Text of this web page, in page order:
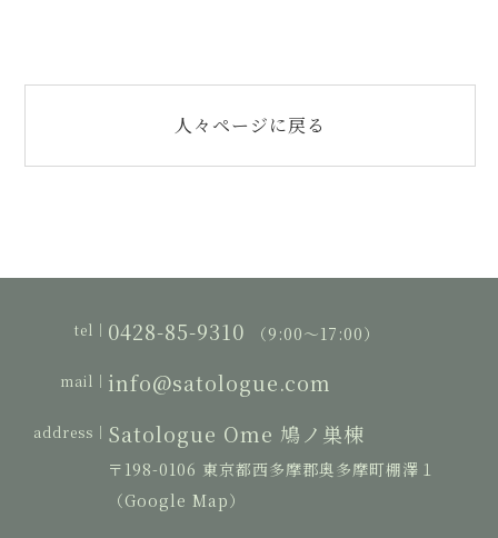
人々ページに戻る
tel｜ 0428-85-9310 （9:00〜17:00）
mail｜ info@satologue.com
address｜ Satologue Ome 鳩ノ巣棟
〒198-0106 東京都西多摩郡奥多摩町棚澤１
（Google Map）